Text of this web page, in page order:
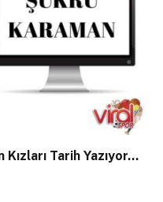
Tarih Yazıyor…